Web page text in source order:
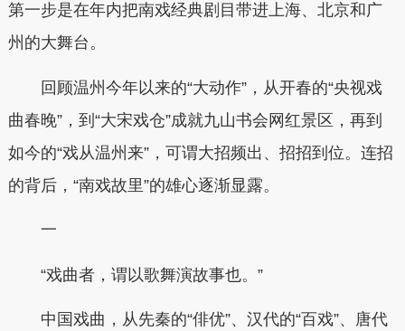
第一步是在年内把南戏经典剧目带进上海、北京和广
州的大舞台。
回顾温州今年以来的“大动作”，从开春的“央视戏
曲春晚”，到“大宋戏仓”成就九山书会网红景区，再到
如今的“戏从温州来”，可谓大招频出、招招到位。连招
的背后，“南戏故里”的雄心逐渐显露。
一
“戏曲者，谓以歌舞演故事也。”
中国戏曲，从先秦的“俳优”、汉代的“百戏”、唐代